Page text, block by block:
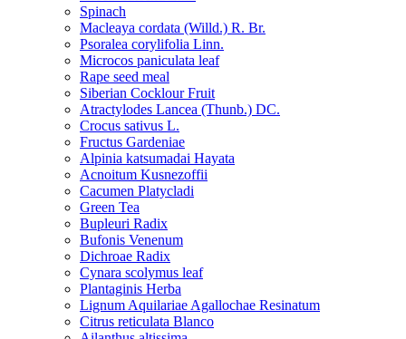
Spinach
Macleaya cordata (Willd.) R. Br.
Psoralea corylifolia Linn.
Microcos paniculata leaf
Rape seed meal
Siberian Cocklour Fruit
Atractylodes Lancea (Thunb.) DC.
Crocus sativus L.
Fructus Gardeniae
Alpinia katsumadai Hayata
Acnoitum Kusnezoffii
Cacumen Platycladi
Green Tea
Bupleuri Radix
Bufonis Venenum
Dichroae Radix
Cynara scolymus leaf
Plantaginis Herba
Lignum Aquilariae Agallochae Resinatum
Citrus reticulata Blanco